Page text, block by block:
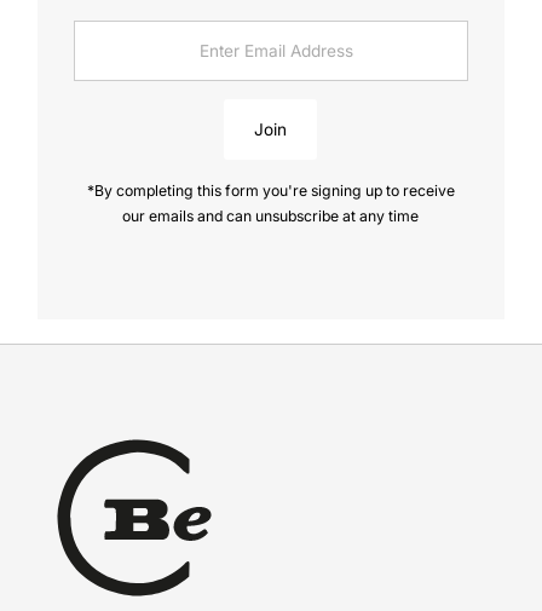
Address
Join
*By completing this form you're signing up to receive
our emails and can unsubscribe at any time